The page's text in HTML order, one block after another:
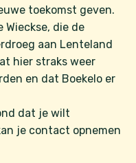
toekomst geven.
Wieckse, die de
aan Lenteland
hier straks weer
en dat Boekelo er
dat je wilt
je contact opnemen